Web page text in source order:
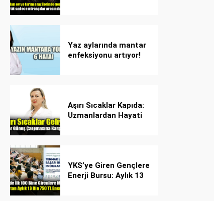
Yaz aylarında mantar
enfeksiyonu artıyor!
Aşırı Sıcaklar Kapıda:
Uzmanlardan Hayati
YKS’ye Giren Gençlere
Enerji Bursu: Aylık 13